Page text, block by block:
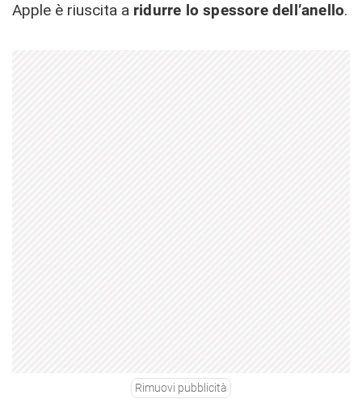
Apple è riuscita a ridurre lo spessore dell’anello.
Rimuovi pubblicità